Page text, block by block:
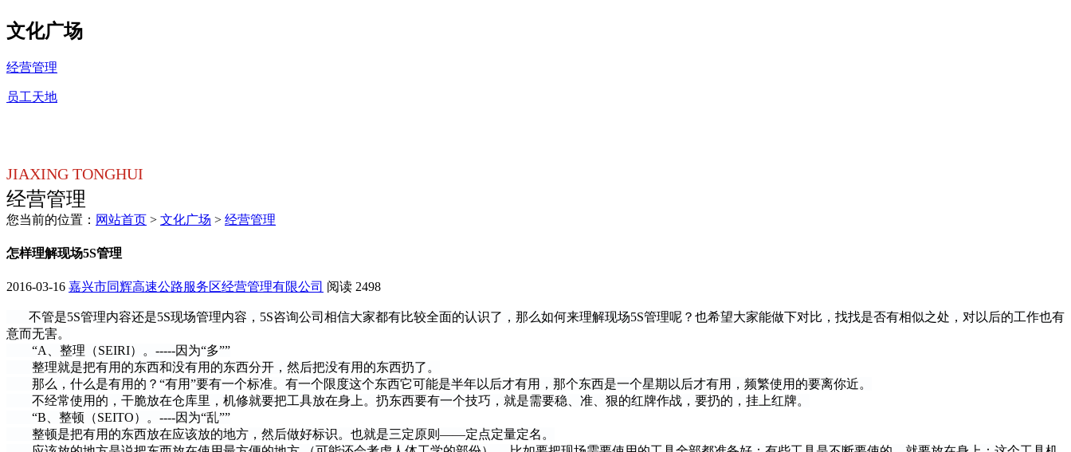
文化广场
经营管理
员工天地
JIAXING TONGHUI
经营管理
您当前的位置： 网站首页 > 文化广场 > 经营管理
怎样理解现场5S管理
2016-03-16 嘉兴市同辉高速公路服务区经营管理有限公司 阅读 2498
不管是5S管理内容还是5S现场管理内容，5S咨询公司相信大家都有比较全面的认识了，那么如何来理解现场5S管理呢？也希望大家能做下对比，找找是否有相似之处，对以后的工作也有
意而无害。
“A、整理（SEIRI）。-----因为“多””
整理就是把有用的东西和没有用的东西分开，然后把没有用的东西扔了。
那么，什么是有用的？“有用”要有一个标准。有一个限度这个东西它可能是半年以后才有用，那个东西是一个星期以后才有用，频繁使用的要离你近。
不经常使用的，干脆放在仓库里，机修就要把工具放在身上。扔东西要有一个技巧，就是需要稳、准、狠的红牌作战，要扔的，挂上红牌。
“B、整顿（SEITO）。----因为“乱””
整顿是把有用的东西放在应该放的地方，然后做好标识。也就是三定原则——定点定量定名。